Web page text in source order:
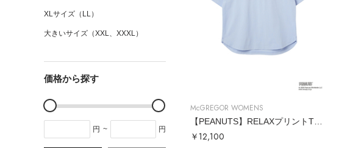
XLサイズ（LL）
大きいサイズ（XXL、XXXL）
価格から探す
円 ~ 円
McGREGOR WOMENS
￥12,100